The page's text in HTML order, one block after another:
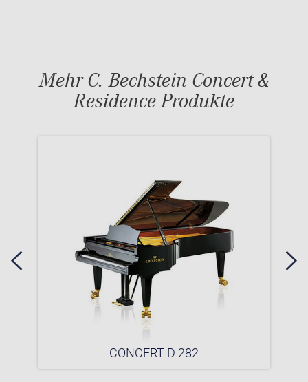
Mehr C. Bechstein Concert &
Residence Produkte
CONCERT D 282